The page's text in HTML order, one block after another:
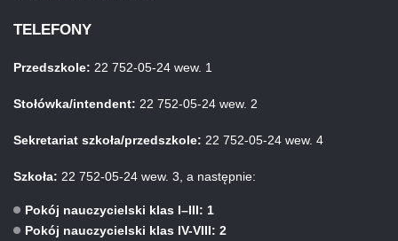
TELEFONY
Przedszkole: 22 752-05-24 wew. 1
Stołówka/intendent: 22 752-05-24 wew. 2
Sekretariat szkoła/przedszkole: 22 752-05-24 wew. 4
Szkoła: 22 752-05-24 wew. 3, a następnie:
Pokój nauczycielski klas I–III: 1
Pokój nauczycielski klas IV-VIII: 2